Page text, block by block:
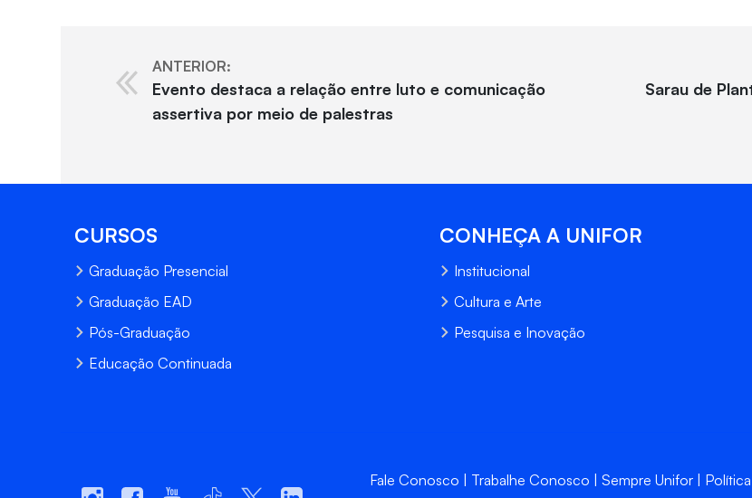
ANTERIOR:
Evento destaca a relação entre luto e comunicação
assertiva por meio de palestras
Sarau de
CURSOS
Graduação Presencial
Graduação EAD
Pós-Graduação
Educação Continuada
CONHEÇA A UNIFOR
Institucional
Cultura e Arte
Pesquisa e Inovação
Fale Conosco Trabalhe Conosco Sempre Unifor